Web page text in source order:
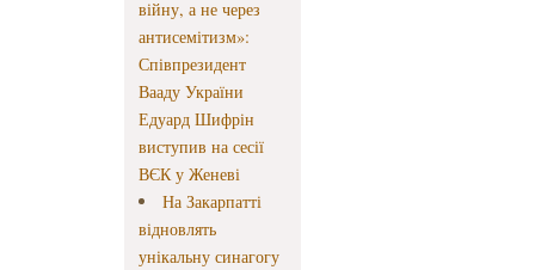
війну, а не через
антисемітизм»:
Співпрезидент
Вааду України
Едуард Шифрін
виступив на сесії
ВЄК у Женеві
На Закарпатті
відновлять
унікальну синагогу